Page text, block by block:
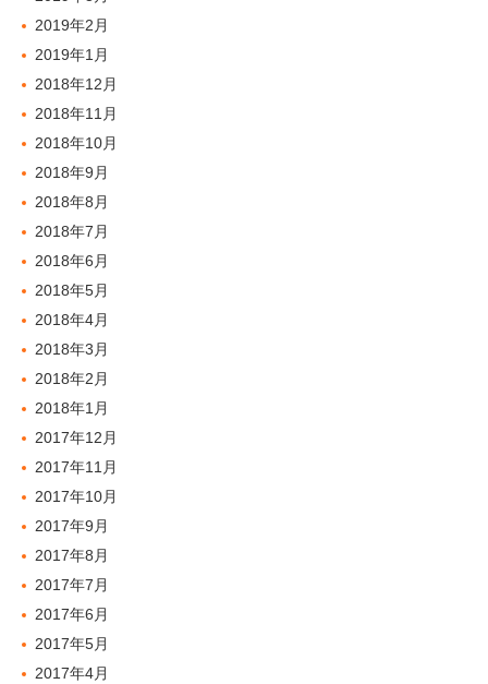
2019年2月
2019年1月
2018年12月
2018年11月
2018年10月
2018年9月
2018年8月
2018年7月
2018年6月
2018年5月
2018年4月
2018年3月
2018年2月
2018年1月
2017年12月
2017年11月
2017年10月
2017年9月
2017年8月
2017年7月
2017年6月
2017年5月
2017年4月